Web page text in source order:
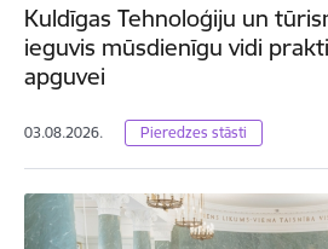
Kuldīgas Tehnoloģiju un
ieguvis mūsdienīgu vidi
apguvei
03.08.2026. Pieredzes stāsti